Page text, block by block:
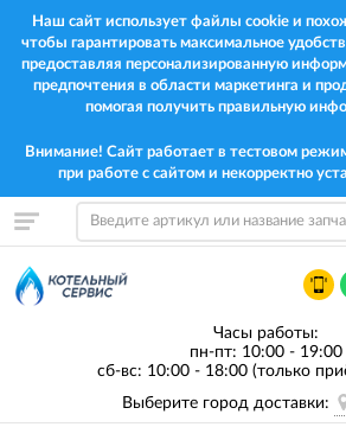
Наш сайт использует файлы cookie и
чтобы гарантировать максимальное
предоставляя персонализированную
предпочтения в области маркетинга и
помогая получить правильную
Внимание! Сайт работает в тестовом
при работе с сайтом и некорректно
Часы работы:
пн-пт: 10:00 - 19:00
сб-вс: 10:00 - 18:00 (только
Выберите город доставки: